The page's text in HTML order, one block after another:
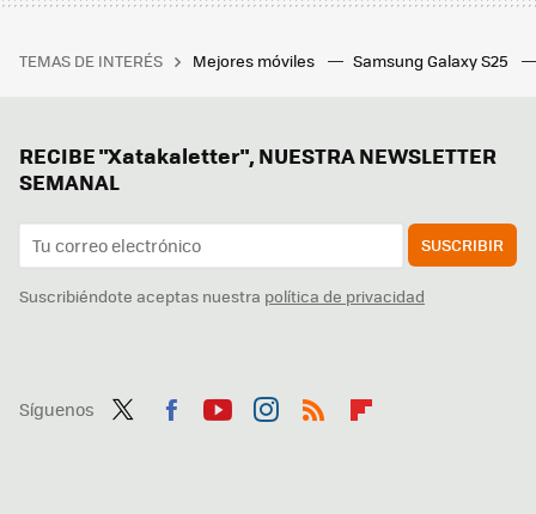
TEMAS DE INTERÉS Mejores móviles Samsung Galaxy S25
RECIBE "Xatakaletter", NUESTRA NEWSLETTER
SEMANAL
SUSCRIBIR
Suscribiéndote aceptas nuestra política de privacidad
Síguenos